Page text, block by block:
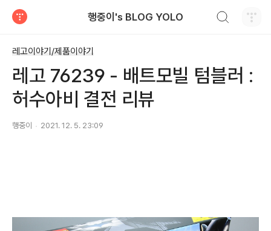
행중이's BLOG YOLO
레고이야기/제품이야기
레고 76239 - 배트모빌 텀블러 :
허수아비 결전 리뷰
행중이 2021. 12. 5. 23:09